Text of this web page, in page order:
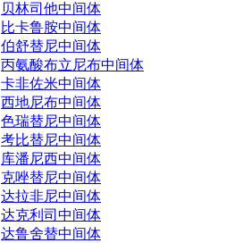
贝林司他中间体
比卡鲁胺中间体
伯舒替尼中间体
丙氨酸布立尼布中间体
卡非佐米中间体
西地尼布中间体
色瑞替尼中间体
考比替尼中间体
库潘尼西中间体
克唑替尼中间体
达拉非尼中间体
达克利司中间体
达鲁舍替中间体